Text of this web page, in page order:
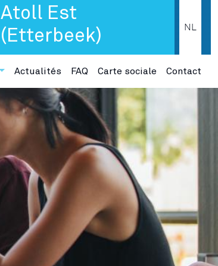
Atoll Est
(Etterbeek)
NL
Actualités FAQ Carte sociale Contact